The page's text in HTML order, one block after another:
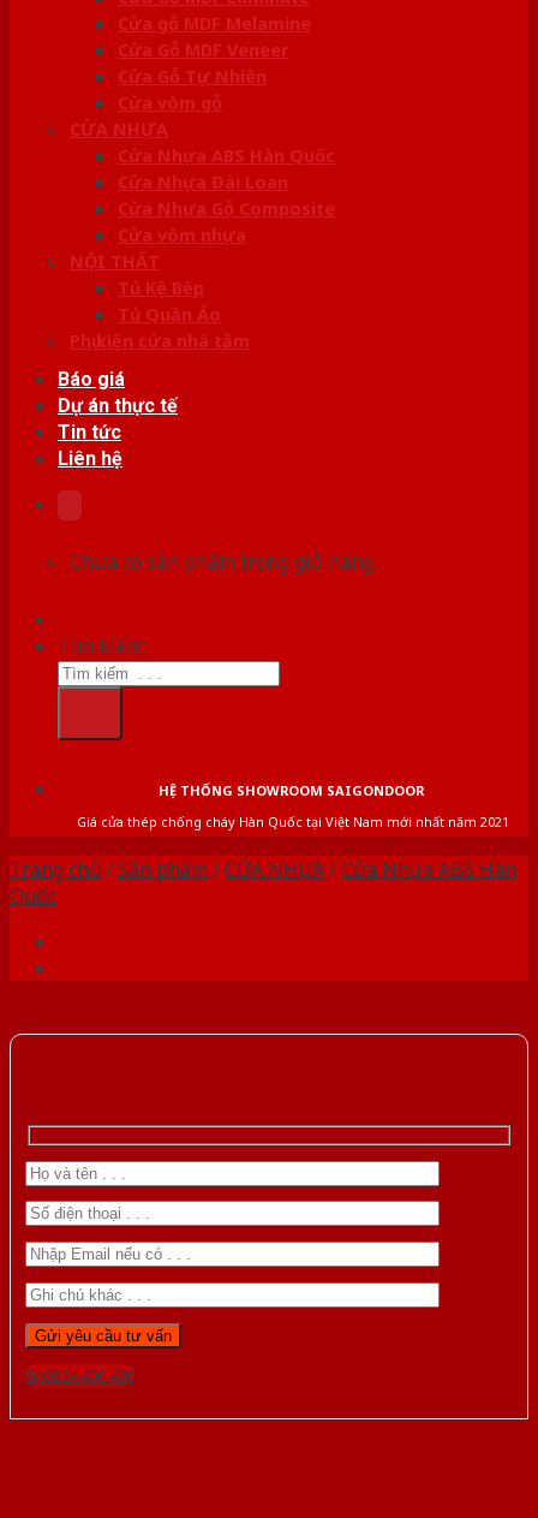
Cửa gỗ MDF Melamine
Cửa Gỗ MDF Veneer
Cửa Gỗ Tự Nhiên
Cửa vòm gỗ
CỬA NHỰA
Cửa Nhựa ABS Hàn Quốc
Cửa Nhựa Đài Loan
Cửa Nhựa Gỗ Composite
Cửa vòm nhựa
NỘI THẤT
Tủ Kệ Bếp
Tủ Quần Áo
Phụ kiện cửa nhà tắm
Báo giá
Dự án thực tế
Tin tức
Liên hệ
Chưa có sản phẩm trong giỏ hàng.
Tìm kiếm:
HỆ THỐNG SHOWROOM SAIGONDOOR
Giá cửa thép chống cháy Hàn Quốc tại Việt Nam mới nhất năm 2021
Trang chủ /Sản phẩm /CỬA NHỰA/Cửa Nhựa ABS Hàn
Quốc
Gọi 0824.400.400